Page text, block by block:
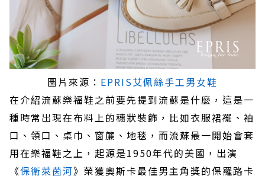
圖片來源： EPRIS艾佩絲手工男女鞋
在介紹流蘇樂福鞋之前要先提到流蘇是什麼，這是一
種時常出現在布料上的穗狀裝飾，比如衣服裙襬、袖
口、領口、桌巾、窗簾、地毯，而流蘇最一開始會套
用在樂福鞋之上，起源是1950年代的美國，出演
《保衛萊茵河》榮獲奧斯卡最佳男主角獎的保羅路卡